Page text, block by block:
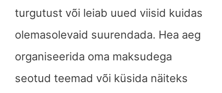
turgutust või leiab uued viisid kuidas
olemasolevaid suurendada. Hea aeg
organiseerida oma maksudega
seotud teemad või küsida näiteks